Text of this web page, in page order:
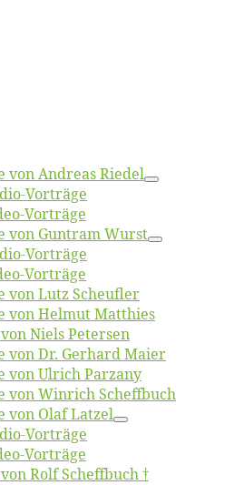
von An­dre­as Riedel
Vor­trä­ge
Vor­trä­ge
von Gun­tram Wurst
Vor­trä­ge
Vor­trä­ge
von Lutz Scheufler
von Hel­mut Matthies
Niels Petersen
von Dr. Ger­hard Maier
von Ul­rich Parzany
von Win­rich Scheffbuch
von Olaf Latzel
Vor­trä­ge
Vor­trä­ge
Rolf Scheffbuch †